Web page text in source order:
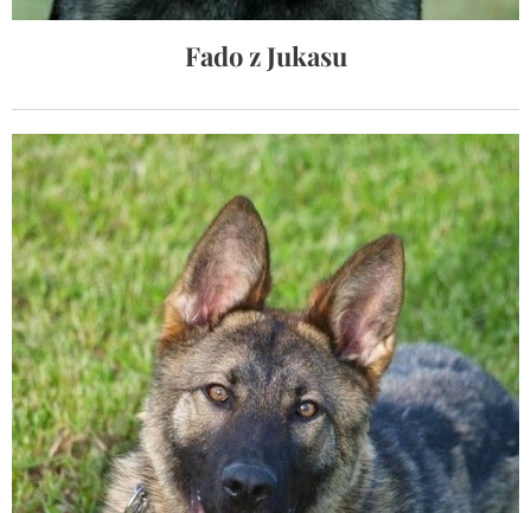
Fado z Jukasu